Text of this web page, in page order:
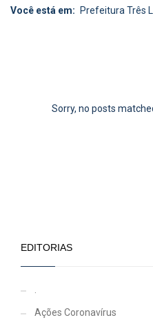
Você está em: Prefeitura Três
Sorry, no posts
EDITORIAS
.
Ações Coronavírus